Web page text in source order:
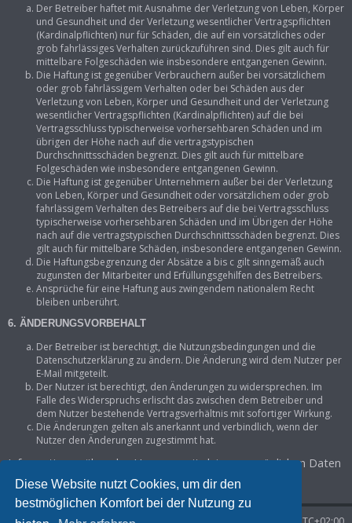
Diese Website nutzt Cookies, um dir den
bestmöglichen Komfort bei der Nutzung zu
Der Betreiber haftet mit Ausnahme der Verletzung von Leben, Körper
und Gesundheit und der Verletzung wesentlicher Vertragspflichten
(Kardinalpflichten) nur für Schäden, die auf ein vorsätzliches oder
grob fahrlässiges Verhalten zurückzuführen sind. Dies gilt auch für
mittelbare Folgeschäden wie insbesondere entgangenen Gewinn.
Die Haftung ist gegenüber Verbrauchern außer bei vorsätzlichem
oder grob fahrlässigem Verhalten oder bei Schäden aus der
Verletzung von Leben, Körper und Gesundheit und der Verletzung
wesentlicher Vertragspflichten (Kardinalpflichten) auf die bei
Vertragsschluss typischerweise vorhersehbaren Schäden und im
übrigen der Höhe nach auf die vertragstypischen
Durchschnittsschäden begrenzt. Dies gilt auch für mittelbare
Folgeschäden wie insbesondere entgangenen Gewinn.
Die Haftung ist gegenüber Unternehmern außer bei der Verletzung
von Leben, Körper und Gesundheit oder vorsätzlichem oder grob
fahrlässigem Verhalten des Betreibers auf die bei Vertragsschluss
typischerweise vorhersehbaren Schäden und im Übrigen der Höhe
nach auf die vertragstypischen Durchschnittsschäden begrenzt. Dies
gilt auch für mittelbare Schäden, insbesondere entgangenen Gewinn.
Die Haftungsbegrenzung der Absätze a bis c gilt sinngemäß auch
zugunsten der Mitarbeiter und Erfüllungsgehilfen des Betreibers.
Ansprüche für eine Haftung aus zwingendem nationalem Recht
bleiben unberührt.
6. ÄNDERUNGSVORBEHALT
Der Betreiber ist berechtigt, die Nutzungsbedingungen und die
Datenschutzerklärung zu ändern. Die Änderung wird dem Nutzer per
E-Mail mitgeteilt.
Der Nutzer ist berechtigt, den Änderungen zu widersprechen. Im
Falle des Widerspruchs erlischt das zwischen dem Betreiber und
dem Nutzer bestehende Vertragsverhältnis mit sofortiger Wirkung.
Die Änderungen gelten als anerkannt und verbindlich, wenn der
Nutzer den Änderungen zugestimmt hat.
Informationen über den Umgang mit deinen persönlichen Daten
sind in der Datenschutzerklärung enthalten.